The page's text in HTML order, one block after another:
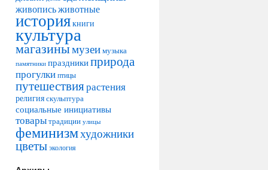
живописьживотные
историякниги
культура
магазинымузеимузыка
памятники праздникиприрода
прогулкиптицы
путешествиярастения
религияскульптура
социальные инициативы
товарытрадиции улицы
феминизмхудожники
цветы экология